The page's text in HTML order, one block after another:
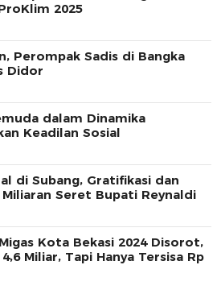
2025
Perompak Sadis di Bangka
Didor
dalam Dinamika
Keadilan Sosial
di Subang, Gratifikasi dan
Seret Bupati Reynaldi
Kota Bekasi 2024 Disorot,
Miliar, Tapi Hanya Tersisa Rp